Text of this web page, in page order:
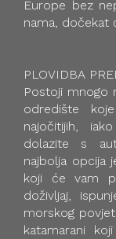
Europe bez
nama, dočekat
PLOVIDBA
Postoji mnogo
odredište
najočitijih,
dolazite s
najbolja opcija
koji će vam
doživljaj,
morskog
katamarani